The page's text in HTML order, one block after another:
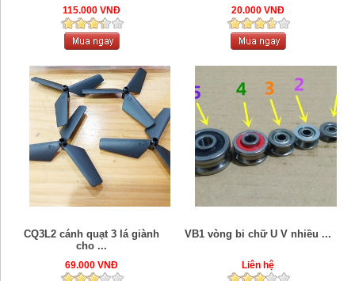
115.000 VNĐ 20.000 VNĐ
CQ3L2 cánh quạt 3 lá giành
cho ...
69.000 VNĐ
VB1 vòng bi chữ U V nhiều ...
Liên hệ